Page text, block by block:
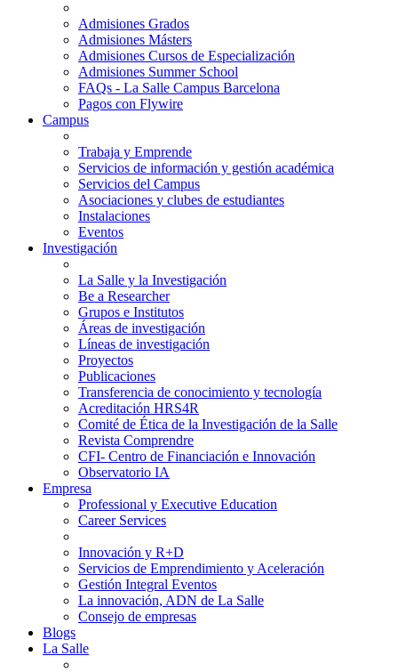
Admisiones Grados
Admisiones Másters
Admisiones Cursos de Especialización
Admisiones Summer School
FAQs - La Salle Campus Barcelona
Pagos con Flywire
Campus
Trabaja y Emprende
Servicios de información y gestión académica
Servicios del Campus
Asociaciones y clubes de estudiantes
Instalaciones
Eventos
Investigación
La Salle y la Investigación
Be a Researcher
Grupos e Institutos
Áreas de investigación
Líneas de investigación
Proyectos
Publicaciones
Transferencia de conocimiento y tecnología
Acreditación HRS4R
Comité de Ética de la Investigación de la Salle
Revista Comprendre
CFI- Centro de Financiación e Innovación
Observatorio IA
Empresa
Professional y Executive Education
Career Services
Innovación y R+D
Servicios de Emprendimiento y Aceleración
Gestión Integral Eventos
La innovación, ADN de La Salle
Consejo de empresas
Blogs
La Salle